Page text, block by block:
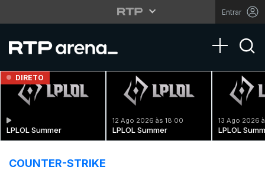
Entrar
Toggle
DIRETO
LPLOL Summer
12 Ago 2026 às 18:00
LPLOL Summer
13 Ago 2026
LPLOL
COUNTER-STRIKE